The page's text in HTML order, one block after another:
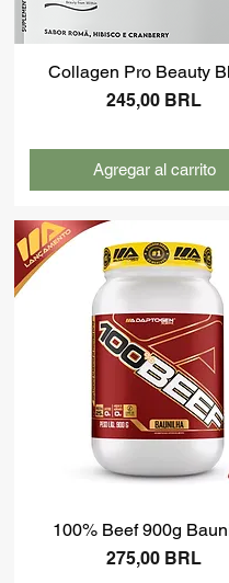
Collagen Pro Beauty
Precio
245,00 BRL
Agregar al carrito
100% Beef 900g
Precio
275,00 BRL